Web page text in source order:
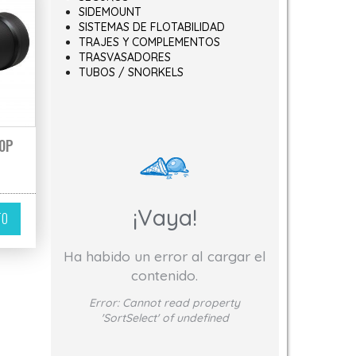
Las opciones se pueden elegir en la página de producto
SIDEMOUNT
SISTEMAS DE FLOTABILIDAD
TRAJES Y COMPLEMENTOS
TRASVASADORES
TUBOS / SNORKELS
¡Vaya!
Ha habido un error al cargar el
contenido.
Error: Cannot read property
'SortSelect' of undefined